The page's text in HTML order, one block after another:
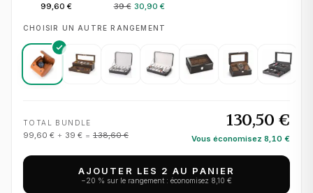
99,60 € 39 € 30,90 €
CHOISIR UN AUTRE RANGEMENT
TOTAL BUNDLE
99,60 € + 39 € = 138,60 €
130,50 €
Vous économisez 8,10 €
AJOUTER LES 2 AU PANIER
−20 % sur le rangement : économisez 8,10 €